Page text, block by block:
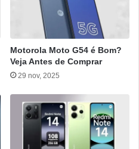
Motorola Moto G54 é Bom?
Veja Antes de Comprar
29 nov, 2025